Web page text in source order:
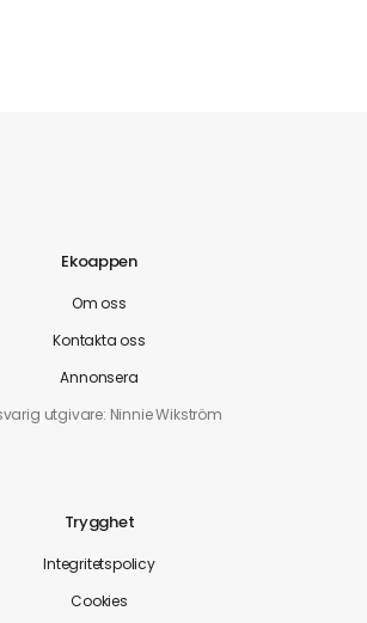
Ekoappen
Om oss
Kontakta oss
Annonsera
utgivare: Ninnie Wikström
Trygghet
Integritetspolicy
Cookies